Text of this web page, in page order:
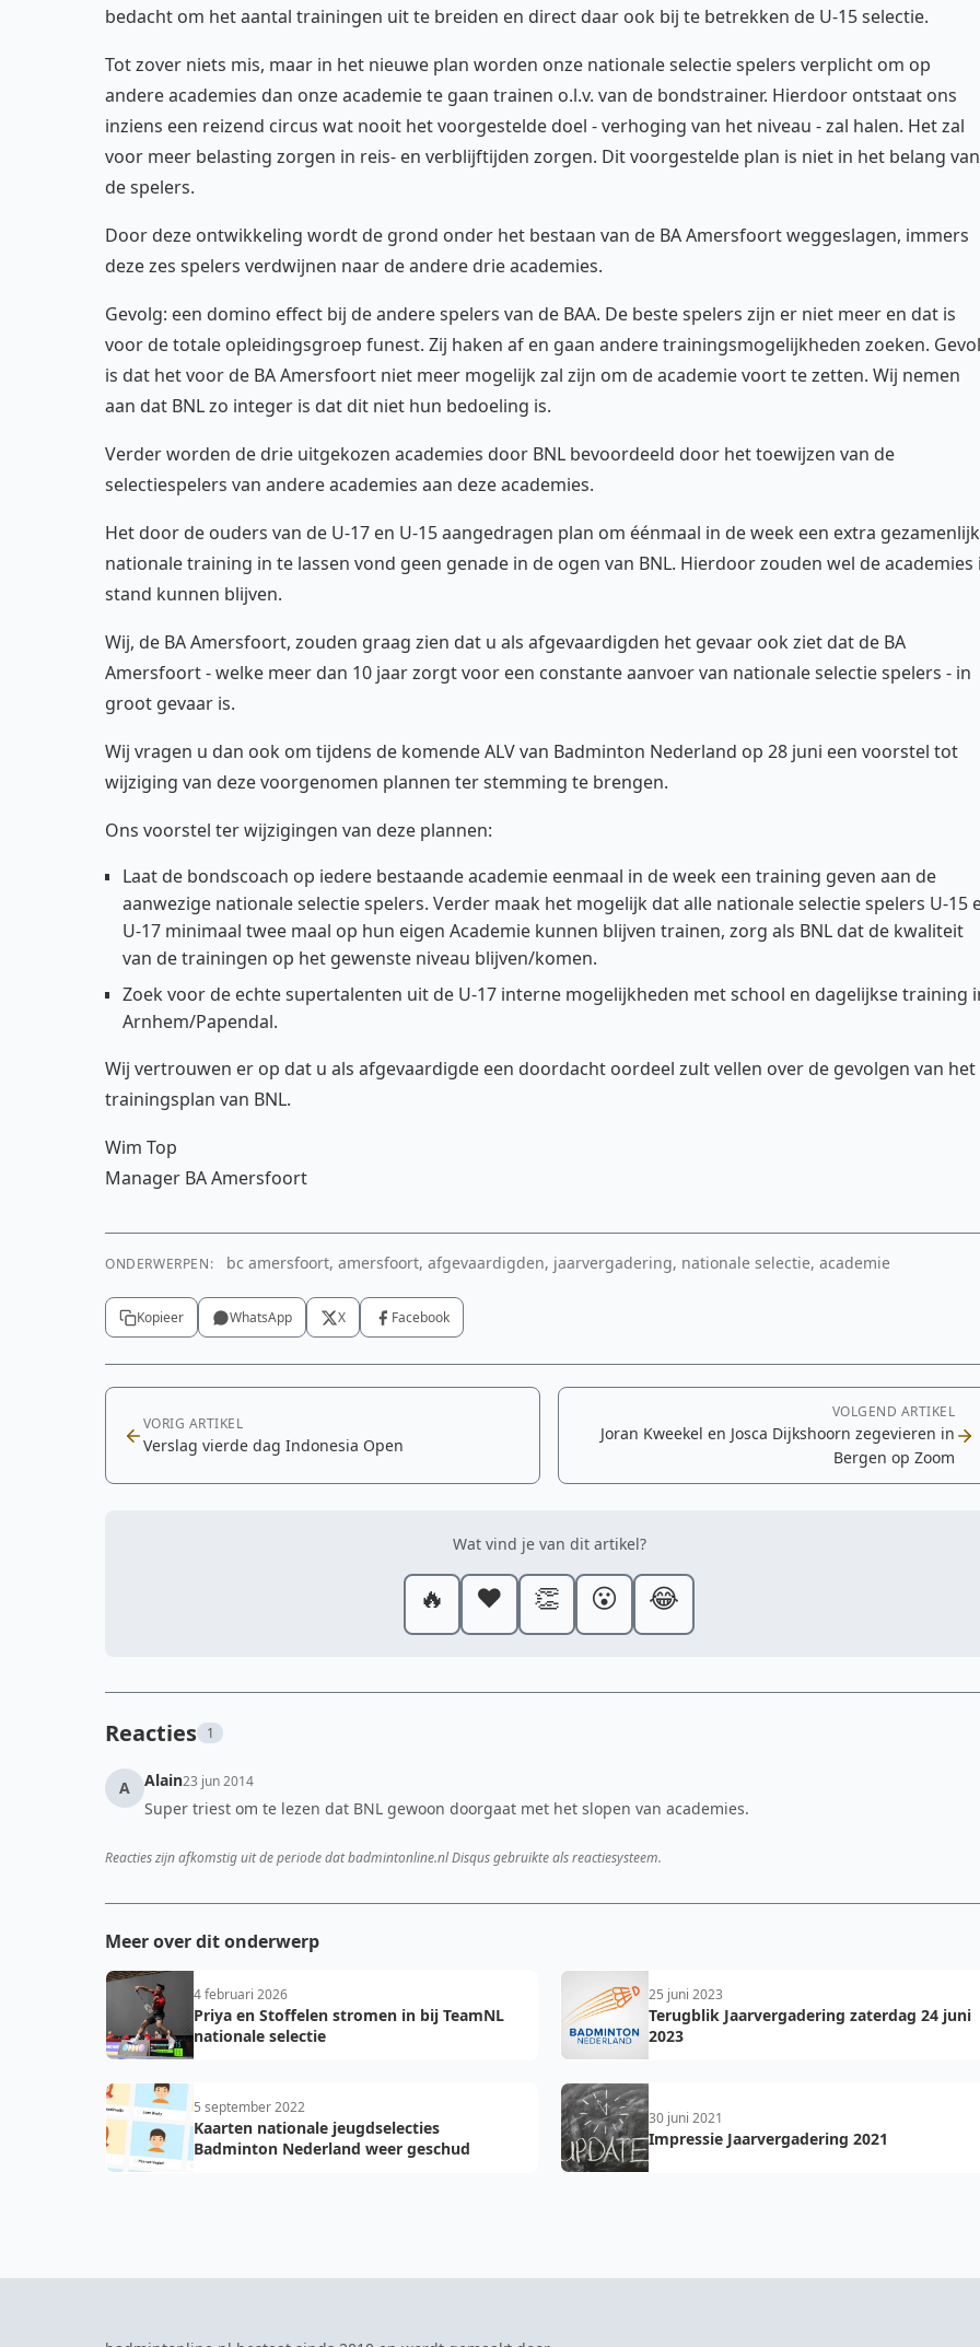
bedacht om het aantal trainingen uit te breiden en direct daar ook bij te betrekken de U-15 selectie.
Tot zover niets mis, maar in het nieuwe plan worden onze nationale selectie spelers verplicht om op
andere academies dan onze academie te gaan trainen o.l.v. van de bondstrainer. Hierdoor ontstaat ons
inziens een reizend circus wat nooit het voorgestelde doel - verhoging van het niveau - zal halen. Het zal
voor meer belasting zorgen in reis- en verblijftijden zorgen. Dit voorgestelde plan is niet in het belang van
de spelers.
Door deze ontwikkeling wordt de grond onder het bestaan van de BA Amersfoort weggeslagen, immers
deze zes spelers verdwijnen naar de andere drie academies.
Gevolg: een domino effect bij de andere spelers van de BAA. De beste spelers zijn er niet meer en dat is
voor de totale opleidingsgroep funest. Zij haken af en gaan andere trainingsmogelijkheden zoeken.
is dat het voor de BA Amersfoort niet meer mogelijk zal zijn om de academie voort te zetten. Wij nemen
aan dat BNL zo integer is dat dit niet hun bedoeling is.
Verder worden de drie uitgekozen academies door BNL bevoordeeld door het toewijzen van de
selectiespelers van andere academies aan deze academies.
Het door de ouders van de U-17 en U-15 aangedragen plan om éénmaal in de week een extra
nationale training in te lassen vond geen genade in de ogen van BNL. Hierdoor zouden wel de academies
stand kunnen blijven.
Wij, de BA Amersfoort, zouden graag zien dat u als afgevaardigden het gevaar ook ziet dat de BA
Amersfoort - welke meer dan 10 jaar zorgt voor een constante aanvoer van nationale selectie spelers - in
groot gevaar is.
Wij vragen u dan ook om tijdens de komende ALV van Badminton Nederland op 28 juni een voorstel tot
wijziging van deze voorgenomen plannen ter stemming te brengen.
Ons voorstel ter wijzigingen van deze plannen:
Laat de bondscoach op iedere bestaande academie eenmaal in de week een training geven aan de
aanwezige nationale selectie spelers. Verder maak het mogelijk dat alle nationale selectie spelers U-15
U-17 minimaal twee maal op hun eigen Academie kunnen blijven trainen, zorg als BNL dat de kwaliteit
van de trainingen op het gewenste niveau blijven/komen.
Zoek voor de echte supertalenten uit de U-17 interne mogelijkheden met school en dagelijkse training
Arnhem/Papendal.
Wij vertrouwen er op dat u als afgevaardigde een doordacht oordeel zult vellen over de gevolgen van het
trainingsplan van BNL.
Wim Top
Manager BA Amersfoort
ONDERWERPEN: bc amersfoort, amersfoort, afgevaardigden, jaarvergadering, nationale selectie, academie
Kopieer WhatsApp X Facebook
VORIG ARTIKEL
Verslag vierde dag Indonesia Open
VOLGEND ARTIKEL
Joran Kweekel en Josca Dijkshoorn zegevieren in
Bergen op Zoom
Wat vind je van dit artikel?
🔥 ❤️ 👏 😮 😂
Reacties 1
A Alain23 jun 2014
Super triest om te lezen dat BNL gewoon doorgaat met het slopen van academies.
Reacties zijn afkomstig uit de periode dat badmintonline.nl Disqus gebruikte als reactiesysteem.
Meer over dit onderwerp
4 februari 2026
Priya en Stoffelen stromen in bij TeamNL
nationale selectie
25 juni 2023
Terugblik Jaarvergadering zaterdag 24 juni
2023
5 september 2022
Kaarten nationale jeugdselecties
Badminton Nederland weer geschud
30 juni 2021
Impressie Jaarvergadering 2021